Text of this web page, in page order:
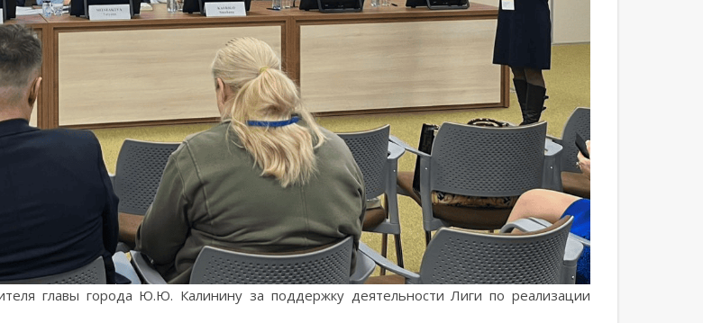
главы города Ю.Ю. Калинину за поддержку деятельности Лиги по реализации